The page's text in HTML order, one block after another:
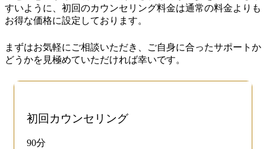
すいように、初回のカウンセリング料金は通常の料金よりも
お得な価格に設定しております。
まずはお気軽にご相談いただき、ご自身に合ったサポートか
どうかを見極めていただければ幸いです。
初回カウンセリング
90分